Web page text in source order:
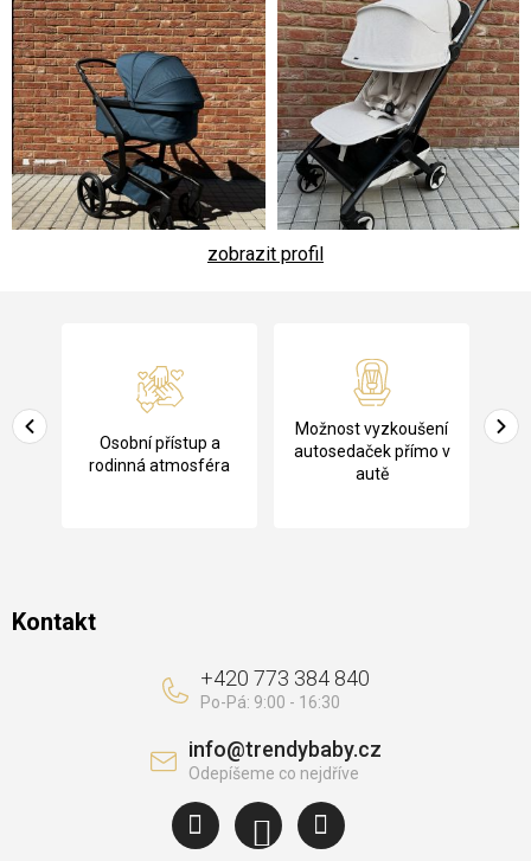
zobrazit profil
a
Osobní přístup a
rodinná atmosféra
Možnost vyzkoušení
autosedaček přímo v
autě
Kontakt
info@trendybaby.cz
+420 773 384 840